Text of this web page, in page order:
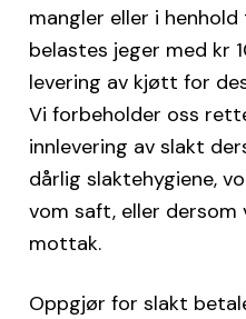
mangler eller i
belastes jeger med kr
levering av kjøtt for
Vi forbeholder oss
innlevering av slakt
dårlig slaktehygiene,
vom saft, eller dersom
mottak.
Oppgjør for slakt